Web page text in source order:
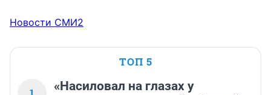
Новости СМИ2
ТОП 5
«Насиловал на глазах у